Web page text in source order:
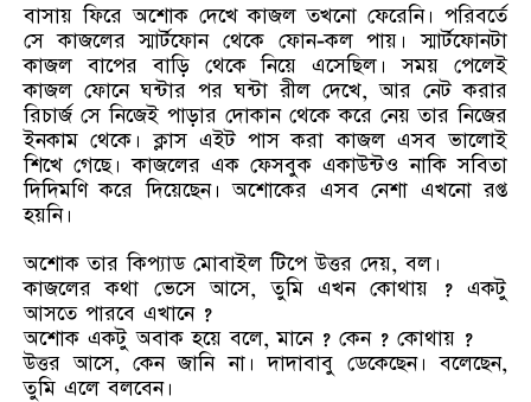
বাসায় ফিরে অশোক দেখে কাজল তখনো ফেরেনি। পরিবর্তে
সে কাজলের স্মার্টফোন থেকে ফোন-কল পায়। স্মার্টফোনটা
কাজল বাপের বাড়ি থেকে নিয়ে এসেছিল। সময় পেলেই
কাজল ফোনে ঘন্টার পর ঘন্টা রীল দেখে, আর নেট করার
রিচার্জ সে নিজেই পাড়ার দোকান থেকে করে নেয় তার নিজের
ইনকাম থেকে। ক্লাস এইট পাস করা কাজল এসব ভালোই
শিখে গেছে। কাজলের এক ফেসবুক একাউন্টও নাকি সবিতা
দিদিমণি করে দিয়েছেন। অশোকের এসব নেশা এখনো রপ্ত
হয়নি।
অশোক তার কিপ্যাড মোবাইল টিপে উত্তর দেয়, বল।
কাজলের কথা ভেসে আসে, তুমি এখন কোথায় ? একটু
আসতে পারবে এখানে ?
অশোক একটু অবাক হয়ে বলে, মানে ? কেন ? কোথায় ?
উত্তর আসে, কেন জানি না। দাদাবাবু ডেকেছেন। বলেছেন,
তুমি এলে বলবেন।